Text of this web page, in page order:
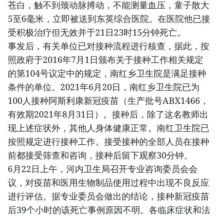
苍白，触不到颈动脉搏动，不能测量血压，童子散大
5至6毫米，立即被送到东英综合医院。在医院他已接
受积极治疗但无效并于21日23时15分钟死亡。
事发后，有关单位已对接种流程进行核查，据此，按
照政府于2016年7月1日颁布关于接种工作相关规定
的第104号议定中的规定，南红乡卫生院是满足接种
条件的单位。2021年6月20日，南红乡卫生院已为
100人接种阿斯利康新冠疫苗（生产批号ABX1466，
有效期2021年8月31日）。接种后，除了这名教师出
现上述症状外，其他人身体健康正常。南红卫生院已
按照规定进行接种工作。接受接种的全部人员在接种
前都接受筛查和咨询，接种后留下观察30分钟。
6月22日上午，河内卫生局召开专业咨询委员会会
议，对疫苗和医用生物制品使用过程中出现不良反应
进行评估。据专业委员会做出的结论，接种新冠疫苗
后39个小时的该死亡事例原因不明。各临床症状和法